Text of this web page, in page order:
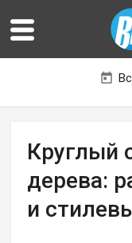
Круглый
дерева:
и